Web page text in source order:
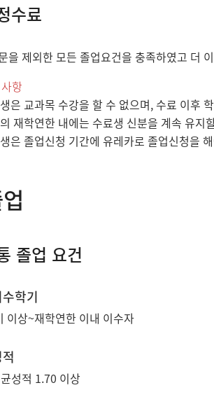
수료
을 제외한 모든 졸업요건을 충족하였고 더
항
은 교과목 수강을 할 수 없으며, 수료 이후
재학연한 내에는 수료생 신분을 계속 유지
은 졸업신청 기간에 유레카로 졸업신청을
졸업 요건
학기
이상~재학연한 이내 이수자
성적 1.70 이상